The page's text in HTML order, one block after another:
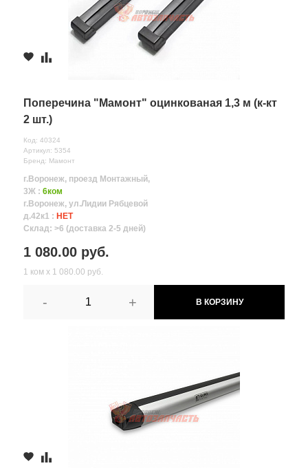
Поперечина "Мамонт" оцинкованая 1,3 м (к-кт
2 шт.)
Код: 40324
Артикул: 5354
Бренд: Мамонт
г.Воронеж, проезд Монтажный,
3Ж : 6ком
г.Воронеж, ул.Лидии Рябцевой
д.42к1 : НЕТ
Склад: >6 (доставка 2-5 дней)
1 080.00 руб.
1 ком х 1 080.00 руб.
- + В КОРЗИНУ